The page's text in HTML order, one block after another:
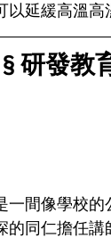
以延緩高溫
研發教
一間像學校
的同仁擔任